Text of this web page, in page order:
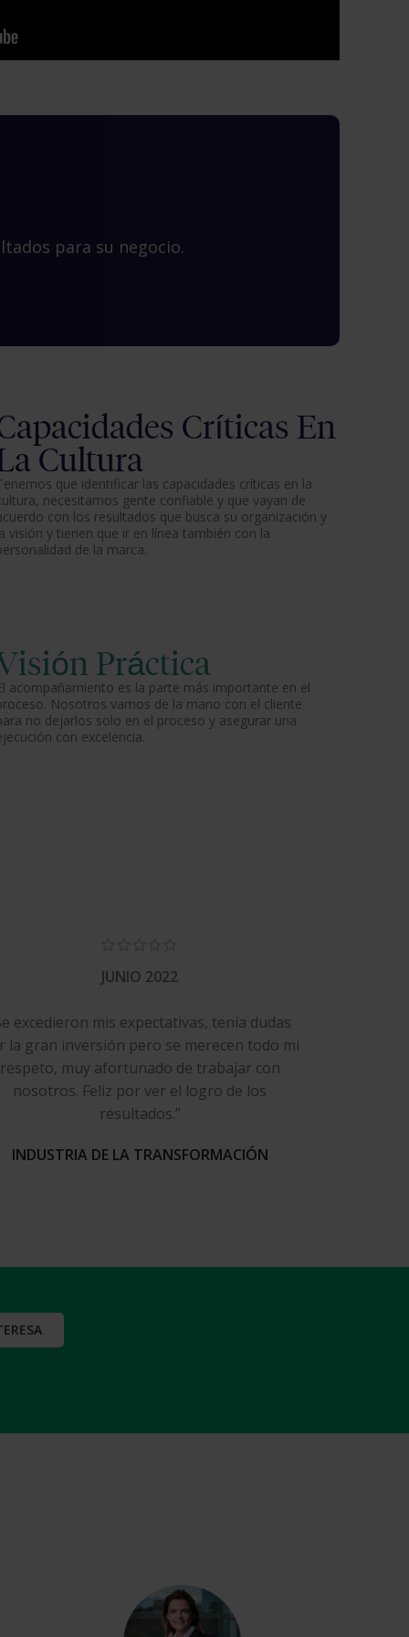
para su negocio.
Críticas En
Cultura
que identificar las capacidades críticas en la
necesitamos gente confiable y que vayan de
con los resultados que busca su organización y
visión y tienen que ir en línea también con la
de la marca.
Práctica
acompañamiento es la parte más importante en el
Nosotros vamos de la mano con el cliente
no dejarlos solo en el proceso y asegurar una
con excelencia.
JUNIO 2022
excedieron mis expectativas, tenía dudas
la gran inversión pero se merecen todo mi
respeto, muy afortunado de trabajar con
nosotros. Feliz por ver el logro de los
resultados.”
INDUSTRIA DE LA TRANSFORMACIÓN